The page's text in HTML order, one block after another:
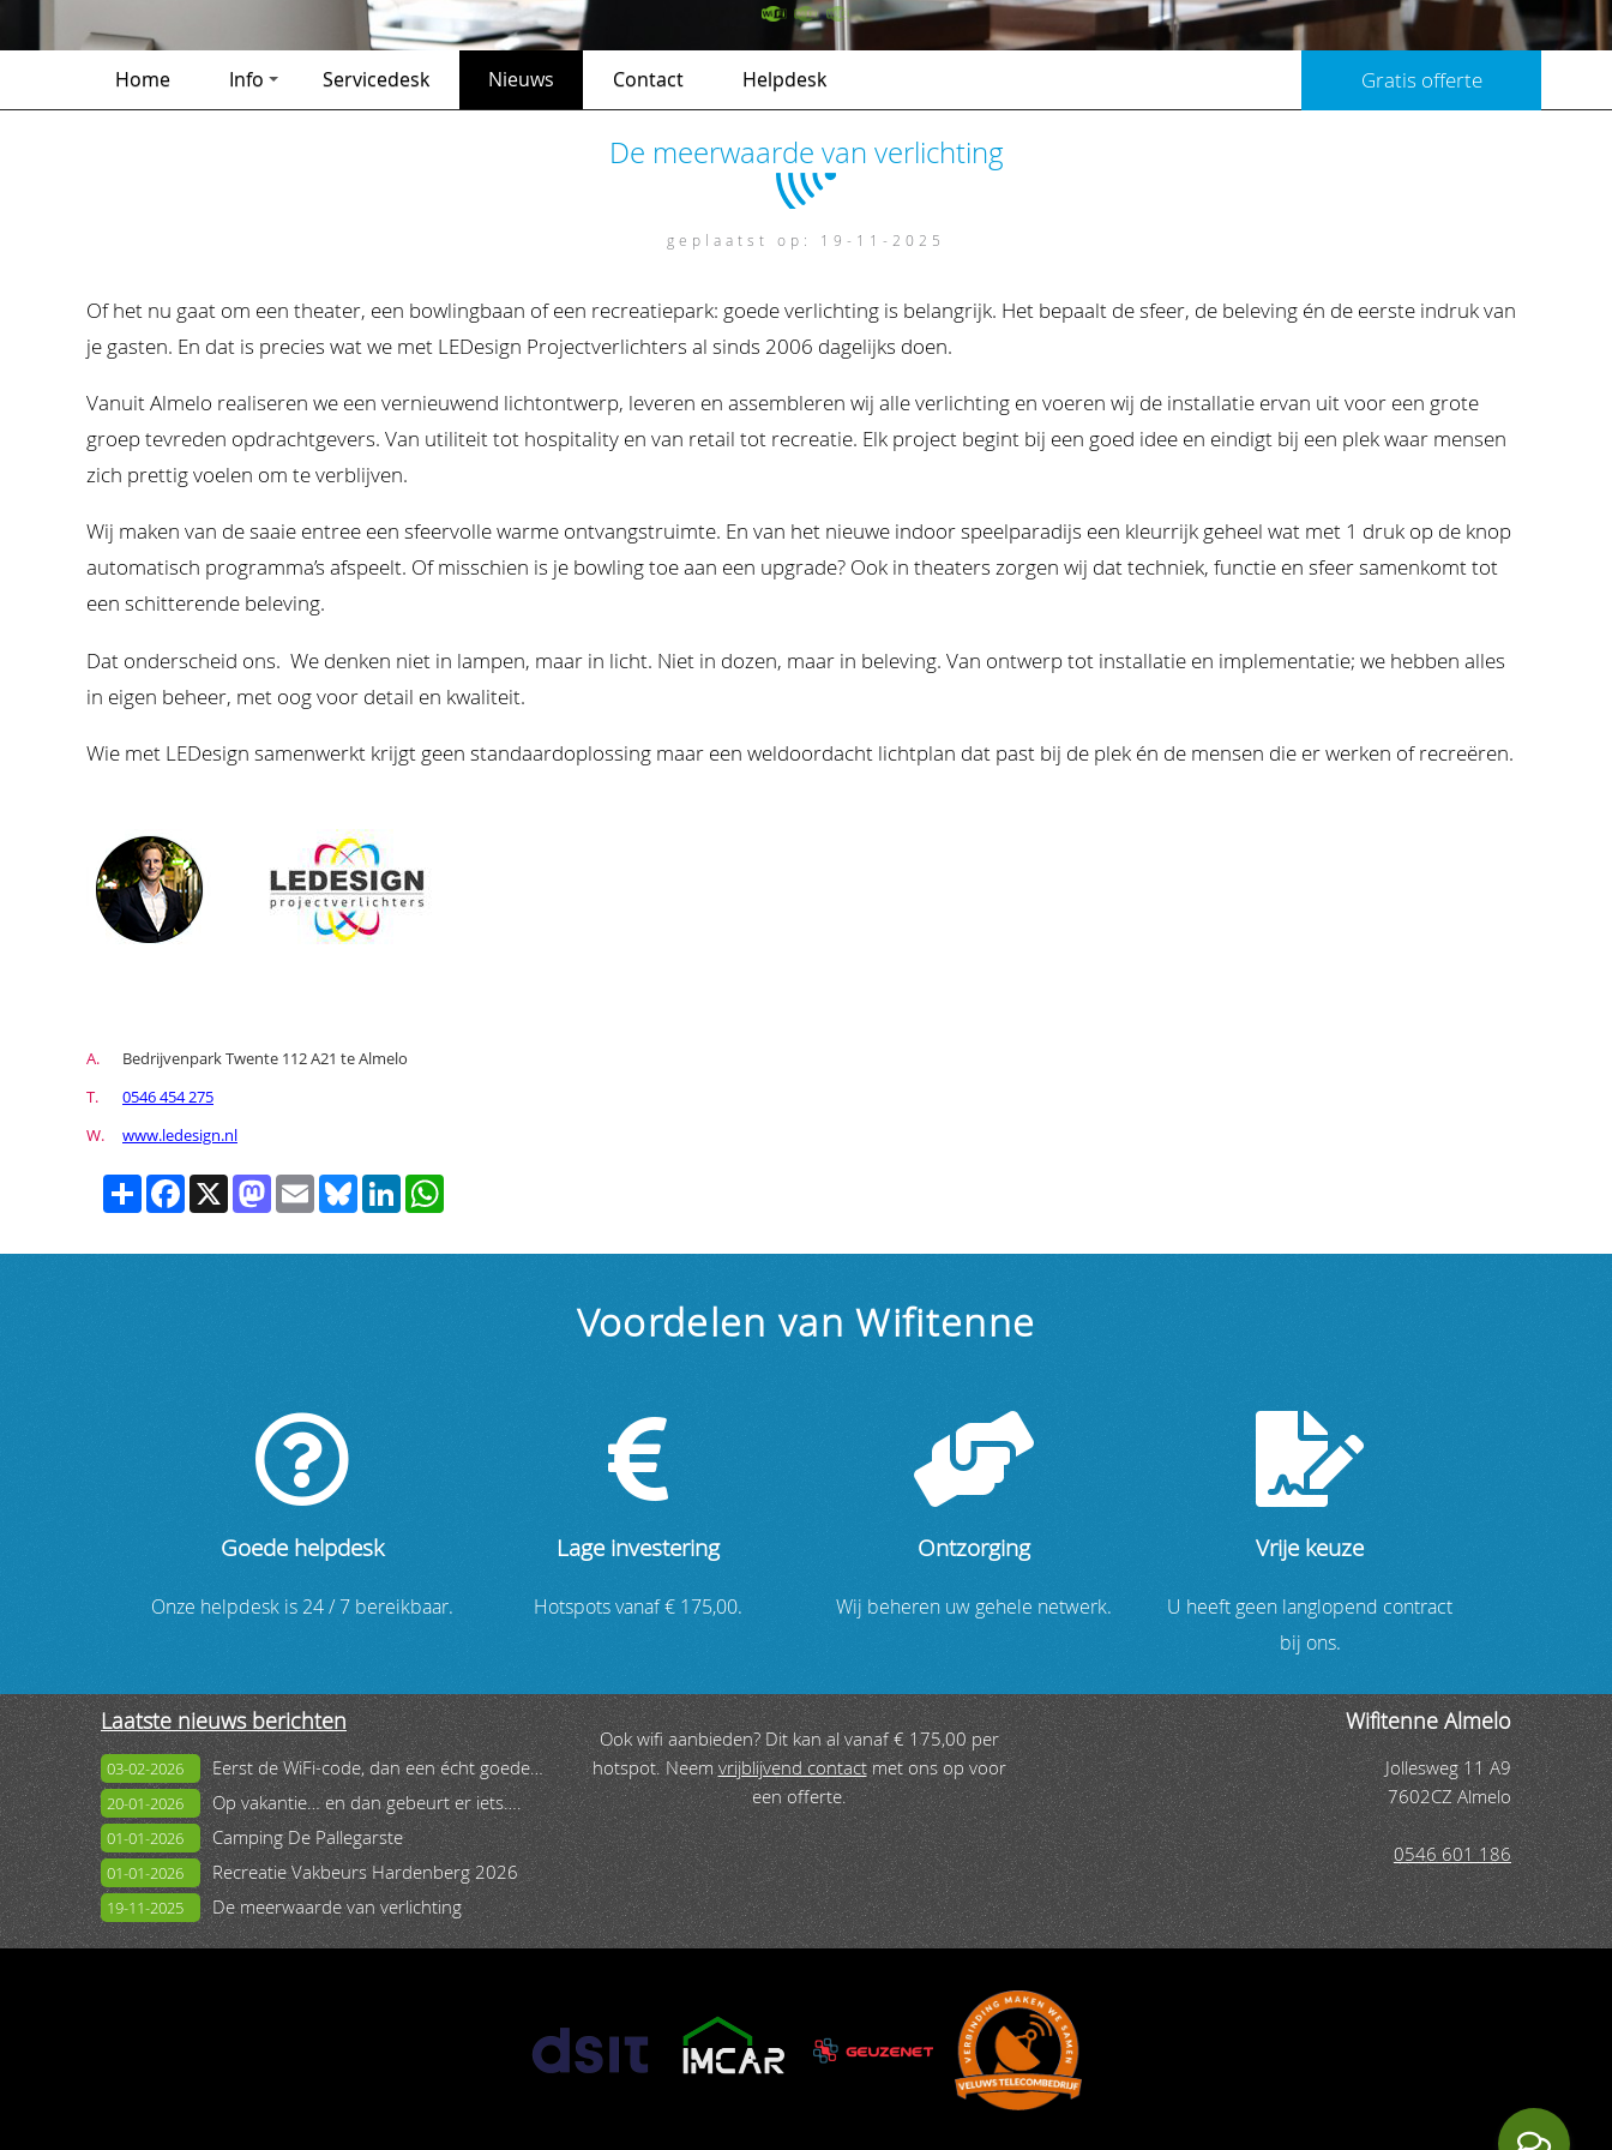
Home Info Servicedesk Nieuws Contact Helpdesk Gratis offerte
De meerwaarde van verlichting
geplaatst op: 19-11-2025
Of het nu gaat om een theater, een bowlingbaan of een recreatiepark: goede verlichting is belangrijk. Het bepaalt de sfeer, de beleving én de eerste indruk van
je gasten. En dat is precies wat we met LEDesign Projectverlichters al sinds 2006 dagelijks doen.
Vanuit Almelo realiseren we een vernieuwend lichtontwerp, leveren en assembleren wij alle verlichting en voeren wij de installatie ervan uit voor een grote
groep tevreden opdrachtgevers. Van utiliteit tot hospitality en van retail tot recreatie. Elk project begint bij een goed idee en eindigt bij een plek waar mensen
zich prettig voelen om te verblijven.
Wij maken van de saaie entree een sfeervolle warme ontvangstruimte. En van het nieuwe indoor speelparadijs een kleurrijk geheel wat met 1 druk op de knop
automatisch programma’s afspeelt. Of misschien is je bowling toe aan een upgrade? Ook in theaters zorgen wij dat techniek, functie en sfeer samenkomt tot
een schitterende beleving.
Dat onderscheid ons. We denken niet in lampen, maar in licht. Niet in dozen, maar in beleving. Van ontwerp tot installatie en implementatie; we hebben alles
in eigen beheer, met oog voor detail en kwaliteit.
Wie met LEDesign samenwerkt krijgt geen standaardoplossing maar een weldoordacht lichtplan dat past bij de plek én de mensen die er werken of recreëren.
A.
T.
W.
Bedrijvenpark Twente 112 A21 te Almelo
0546 454 275
www.ledesign.nl
ShareFacebook
X Mastodon
EmailBlueskyLinkedIn
Voordelen van Wifitenne
Goede helpdesk
Onze helpdesk is 24 / 7 bereikbaar.
Lage investering
Hotspots vanaf € 175,00.
Ontzorging
Wij beheren uw gehele netwerk.
Vrije keuze
U heeft geen langlopend contract
bij ons.
Laatste nieuws berichten
03-02-2026 Eerst de WiFi-code, dan een écht goede kop koffie.
20-01-2026 Op vakantie… en dan gebeurt er iets….
01-01-2026 Camping De Pallegarste
01-01-2026 Recreatie Vakbeurs Hardenberg 2026
19-11-2025 De meerwaarde van verlichting
Ook wifi aanbieden? Dit kan al vanaf € 175,00 per
hotspot. Neemvrijblijvend contactmet ons op voor
een offerte.
Wifitenne Almelo
Jollesweg 11 A9
7602CZ Almelo
0546 601 186